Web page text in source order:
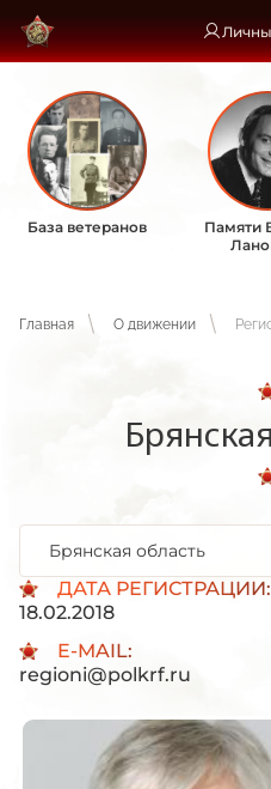
База ветеранов
Памяти
Главная О движении
ДАТА РЕГИСТРАЦИИ:
18.02.2018
E-MAIL:
regioni@polkrf.ru
Брянская область